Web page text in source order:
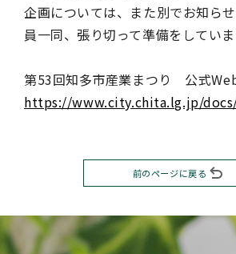
企画については、また別でお知ら
員一同、張り切って準備をしてい
第53回知多市産業まつり 公式
https://www.city.chita.lg.jp/
前のページに戻る